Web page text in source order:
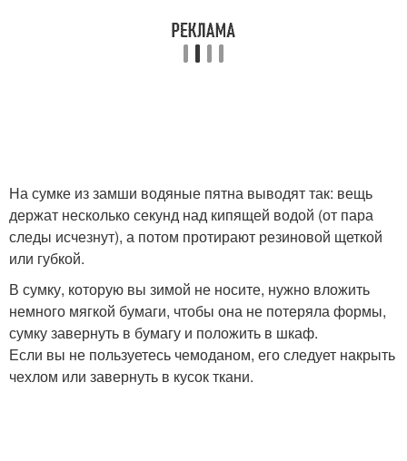
На сумке из замши водяные пятна выводят так: вещь
держат несколько секунд над кипящей водой (от пара
следы исчезнут), а потом протирают резиновой щеткой
или губкой.
В сумку, которую вы зимой не носите, нужно вложить
немного мягкой бумаги, чтобы она не потеряла формы,
сумку завернуть в бумагу и положить в шкаф.
Если вы не пользуетесь чемоданом, его следует накрыть
чехлом или завернуть в кусок ткани.